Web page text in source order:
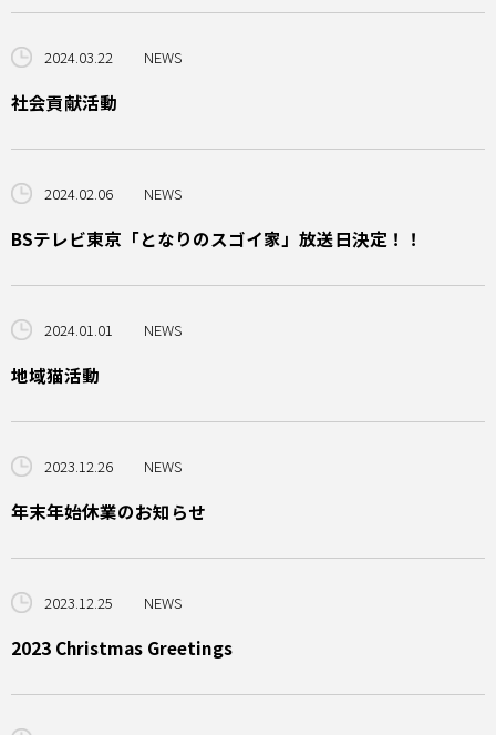
2024.03.22 NEWS
社会貢献活動
2024.02.06 NEWS
BSテレビ東京「となりのスゴイ家」放送日決定！！
2024.01.01 NEWS
地域猫活動
2023.12.26 NEWS
年末年始休業のお知らせ
2023.12.25 NEWS
2023 Christmas Greetings